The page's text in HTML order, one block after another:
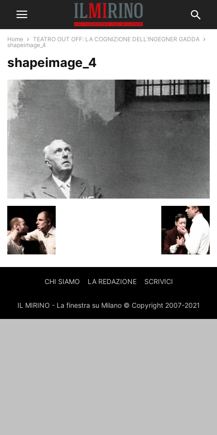
Home
TEATRO OUT OFF: LA COGNIZIONE DELL’INGEGNER GADDA
shapeimage_4
shapeimage_4
CHI SIAMO LA REDAZIONE SCRIVICI
IL MIRINO - La finestra su Milano © Copyright 2007-2021